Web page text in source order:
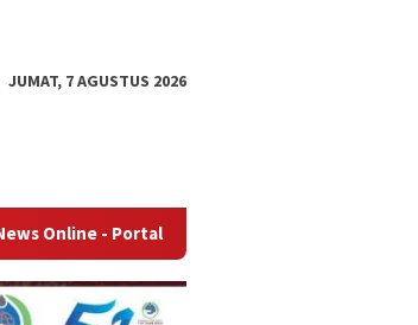
JUMAT, 7 AGUSTUS 2026
Berita Terupdate & Terpercaya